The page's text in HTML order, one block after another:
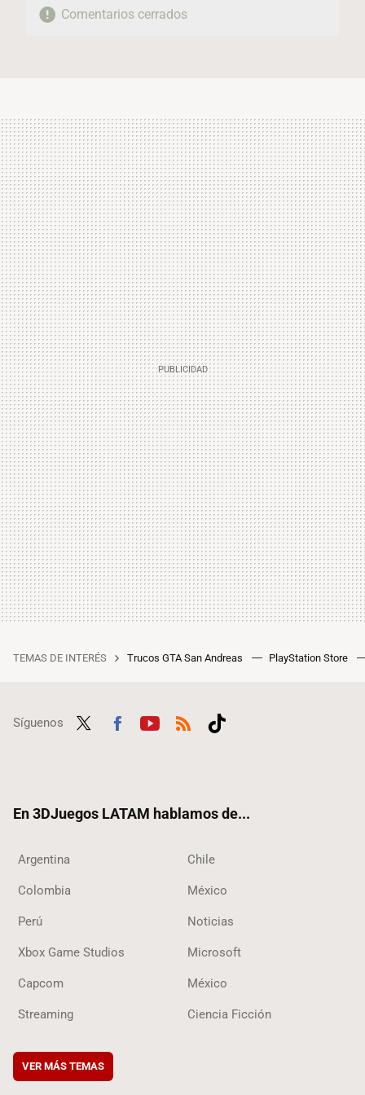
Comentarios cerrados
TEMAS DE INTERÉS Trucos GTA San Andreas PlayStation Store
Síguenos
En 3DJuegos LATAM hablamos de...
Argentina Chile
Colombia México
Perú Noticias
Xbox Game Studios Microsoft
Capcom México
Streaming Ciencia Ficción
VER MÁS TEMAS